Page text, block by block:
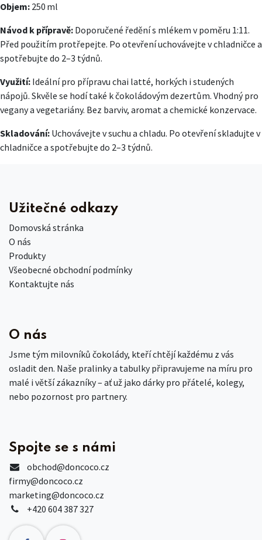
Objem: 250 ml
Návod k přípravě: Doporučené ředění s mlékem v poměru 1:11.
Před použitím protřepejte. Po otevření uchovávejte v chladničce a
spotřebujte do 2–3 týdnů.
Využití: Ideální pro přípravu chai latté, horkých i studených
nápojů. Skvěle se hodí také k čokoládovým dezertům. Vhodný pro
vegany a vegetariány. Bez barviv, aromat a chemické konzervace.
Skladování: Uchovávejte v suchu a chladu. Po otevření skladujte v
chladničce a spotřebujte do 2–3 týdnů.
Užitečné odkazy
Domovská stránka
O nás
Produkty
Všeobecné obchodní podmínky
Kontaktujte nás
O nás
Jsme tým milovníků čokolády, kteří chtějí každému z vás
osladit den. Naše pralinky a tabulky připravujeme na míru pro
malé i větší zákazníky – ať už jako dárky pro přátelé, kolegy,
nebo pozornost pro partnery.
Spojte se s námi
obchod@doncoco.cz
firmy@doncoco.cz
marketing@doncoco.cz
+420 604 387 327